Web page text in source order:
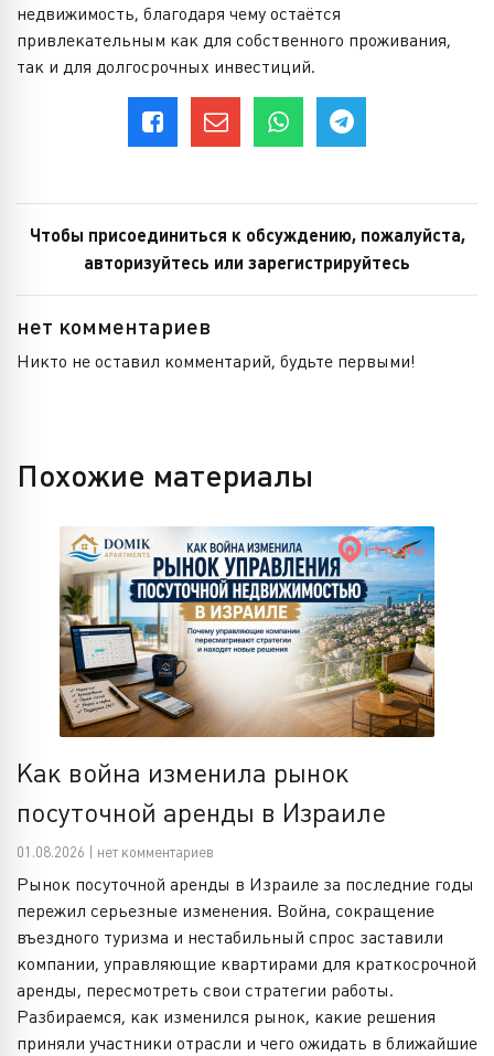
недвижимость, благодаря чему остаётся
привлекательным как для собственного проживания,
так и для долгосрочных инвестиций.
Чтобы присоединиться к обсуждению, пожалуйста,
авторизуйтесь или зарегистрируйтесь
нет комментариев
Никто не оставил комментарий, будьте первыми!
Похожие материалы
Как война изменила рынок
посуточной аренды в Израиле
01.08.2026 | нет комментариев
Рынок посуточной аренды в Израиле за последние годы
пережил серьезные изменения. Война, сокращение
въездного туризма и нестабильный спрос заставили
компании, управляющие квартирами для краткосрочной
аренды, пересмотреть свои стратегии работы.
Разбираемся, как изменился рынок, какие решения
приняли участники отрасли и чего ожидать в ближайшие